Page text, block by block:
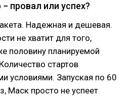
провал или успех?
Надежная и дешевая.
не хватит для того,
половину планируемой
стартов
условиями. Запуская по 60
Маск просто не успеет